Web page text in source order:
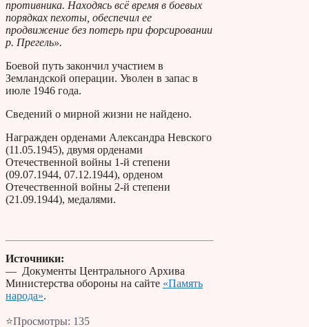
противника. Находясь всё время в боевых
порядках пехоты, обеспечил ее
продвижение без потерь при форсировании
р. Прегель».
Боевой путь закончил участием в
Земландской операции. Уволен в запас в
июле 1946 года.
Сведений о мирной жизни не найдено.
Награжден орденами Александра Невского
(11.05.1945), двумя орденами
Отечественной войны 1-й степени
(09.07.1944, 07.12.1944), орденом
Отечественной войны 2-й степени
(21.09.1944), медалями.
Источники:
— Документы Центрального Архива
Министерства обороны на сайте «Память
народа».
⭐Просмотры: 135